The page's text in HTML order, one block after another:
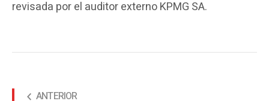
revisada por el auditor externo KPMG SA.
ANTERIOR